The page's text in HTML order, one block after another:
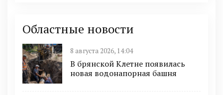
Областные новости
8 августа 2026, 14:04
В брянской Клетне появилась
новая водонапорная башня